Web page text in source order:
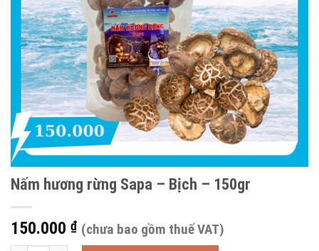
Nấm hương rừng Sapa – Bịch – 150gr
150.000 ₫ (chưa bao gồm thuế VAT)